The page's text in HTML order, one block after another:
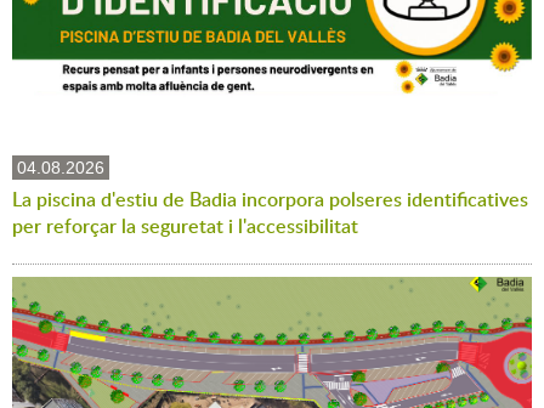
04.08.2026
La piscina d'estiu de Badia incorpora polseres identificatives
per reforçar la seguretat i l'accessibilitat